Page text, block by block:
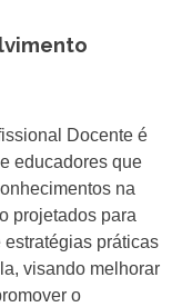
Docente é
educadores que
na
projetados para
práticas
visando melhorar
o